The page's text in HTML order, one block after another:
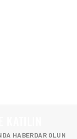
HABERDAR OLUN